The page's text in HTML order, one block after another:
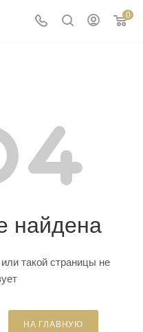
0
найдена
такой страницы не
НА ГЛАВНУЮ